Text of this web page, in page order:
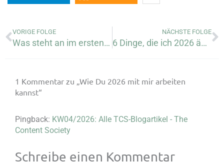
VORIGE FOLGE
Was steht an im ersten Quartal 2026? – Meine To Wants
NÄCHSTE FOLGE
6 Dinge, die ich 2026 ändern werde
1 Kommentar zu „Wie Du 2026 mit mir arbeiten
kannst“
Pingback: KW04/2026: Alle TCS-Blogartikel - The
Content Society
Schreibe einen Kommentar